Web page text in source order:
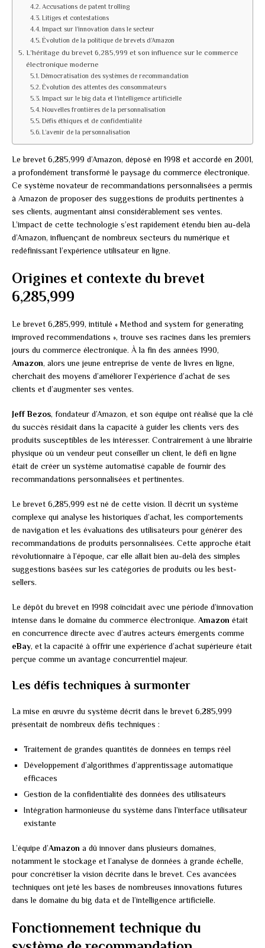
Accusations de patent trolling
Litiges et contestations
Impact sur l’innovation dans le secteur
Évolution de la politique de brevets d’Amazon
L’héritage du brevet 6,285,999 et son influence sur le commerce
électronique moderne
Démocratisation des systèmes de recommandation
Évolution des attentes des consommateurs
Impact sur le big data et l’intelligence artificielle
Nouvelles frontières de la personnalisation
Défis éthiques et de confidentialité
L’avenir de la personnalisation
Le brevet 6,285,999 d’Amazon, déposé en 1998 et accordé en 2001,
a profondément transformé le paysage du commerce électronique.
Ce système novateur de recommandations personnalisées a permis
à Amazon de proposer des suggestions de produits pertinentes à
ses clients, augmentant ainsi considérablement ses ventes.
L’impact de cette technologie s’est rapidement étendu bien au-delà
d’Amazon, influençant de nombreux secteurs du numérique et
redéfinissant l’expérience utilisateur en ligne.
Origines et contexte du brevet
6,285,999
Le brevet 6,285,999, intitulé « Method and system for generating
improved recommendations », trouve ses racines dans les premiers
jours du commerce électronique. À la fin des années 1990,
Amazon, alors une jeune entreprise de vente de livres en ligne,
cherchait des moyens d’améliorer l’expérience d’achat de ses
clients et d’augmenter ses ventes.
Jeff Bezos, fondateur d’Amazon, et son équipe ont réalisé que la clé
du succès résidait dans la capacité à guider les clients vers des
produits susceptibles de les intéresser. Contrairement à une librairie
physique où un vendeur peut conseiller un client, le défi en ligne
était de créer un système automatisé capable de fournir des
recommandations personnalisées et pertinentes.
Le brevet 6,285,999 est né de cette vision. Il décrit un système
complexe qui analyse les historiques d’achat, les comportements
de navigation et les évaluations des utilisateurs pour générer des
recommandations de produits personnalisées. Cette approche était
révolutionnaire à l’époque, car elle allait bien au-delà des simples
suggestions basées sur les catégories de produits ou les best-
sellers.
Le dépôt du brevet en 1998 coïncidait avec une période d’innovation
intense dans le domaine du commerce électronique. Amazon était
en concurrence directe avec d’autres acteurs émergents comme
eBay, et la capacité à offrir une expérience d’achat supérieure était
perçue comme un avantage concurrentiel majeur.
Les défis techniques à surmonter
La mise en œuvre du système décrit dans le brevet 6,285,999
présentait de nombreux défis techniques :
Traitement de grandes quantités de données en temps réel
Développement d’algorithmes d’apprentissage automatique
efficaces
Gestion de la confidentialité des données des utilisateurs
Intégration harmonieuse du système dans l’interface utilisateur
existante
L’équipe d’Amazon a dû innover dans plusieurs domaines,
notamment le stockage et l’analyse de données à grande échelle,
pour concrétiser la vision décrite dans le brevet. Ces avancées
techniques ont jeté les bases de nombreuses innovations futures
dans le domaine du big data et de l’intelligence artificielle.
Fonctionnement technique du